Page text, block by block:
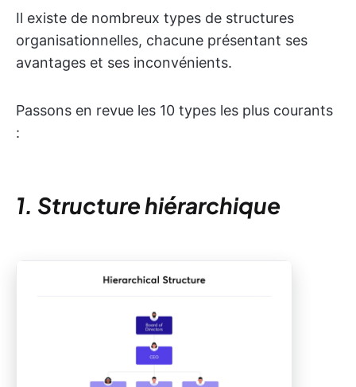
Il existe de nombreux types de structures
organisationnelles, chacune présentant ses
avantages et ses inconvénients.
Passons en revue les 10 types les plus courants
:
1. Structure hiérarchique